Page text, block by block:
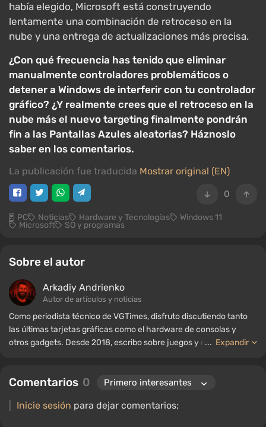
había elegido, Microsoft está construyendo
lentamente una combinación de retroceso en la
nube y una entrega de actualizaciones más precisa.
¿Con qué frecuencia has tenido que eliminar
manualmente controladores problemáticos o
detener a Windows de interferir con tu controlador
gráfico? ¿Y realmente crees que el retroceso en la
nube más el nuevo targeting finalmente pondrán
fin a las Pantallas Azules aleatorias? Háznoslo
saber en los comentarios.
La publicación fue traducida Mostrar original (EN)
0
PC Noticias Hardware y Tecnologías Windows 11
Microsoft SO y programas
Sobre el autor
Arkadiy Andrienko
Autor de artículos y noticias
Como periodista técnico de VGTimes, disfruto discutiendo tanto
las últimas tarjetas gráficas como el hardware de consolas y
otros gadgets. Desde 2018, escribo sobre juegos y equipos; mi
audio, y mi amor por la electrónica me ha llevado a estudiar el
nuevo e interesante en el ámbito del hardware para juegos.
... Expandir
Comentarios 0
Inicie sesión para dejar comentarios;